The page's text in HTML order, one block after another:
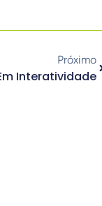
Próximo
Interatividade